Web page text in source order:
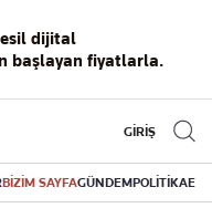
dijital
başlayan fiyatlarla.
GİRİŞ
BİZİM SAYFAGÜNDEMPOLİTİKA